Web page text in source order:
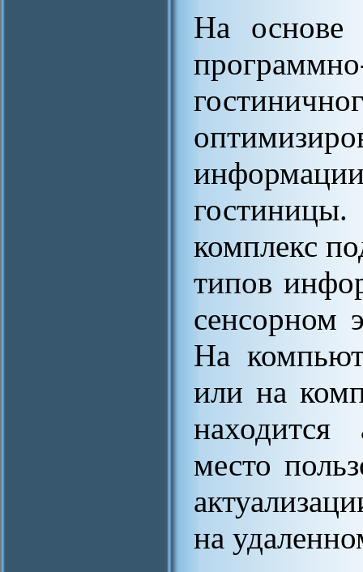
На основе
комплекс
типов
сенсорном
На
или на
находится
место
на